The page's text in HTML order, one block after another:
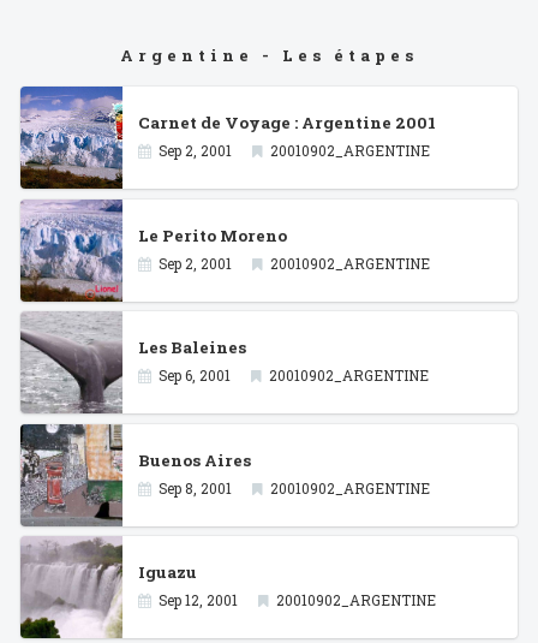
Argentine - Les étapes
Carnet de Voyage : Argentine 2001
Sep 2, 2001 20010902_ARGENTINE
Le Perito Moreno
Sep 2, 2001 20010902_ARGENTINE
Les Baleines
Sep 6, 2001 20010902_ARGENTINE
Buenos Aires
Sep 8, 2001 20010902_ARGENTINE
Iguazu
Sep 12, 2001 20010902_ARGENTINE